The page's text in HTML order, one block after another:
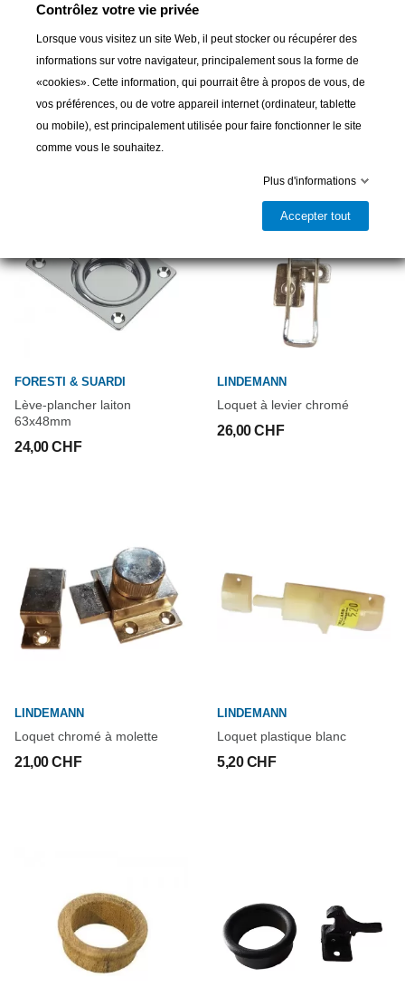
26,00 CHF 20,00 CHF
FORESTI & SUARDI
Lève-plancher laiton
63x48mm
24,00 CHF
LINDEMANN
Loquet à levier chromé
26,00 CHF
LINDEMANN
Loquet chromé à molette
21,00 CHF
LINDEMANN
Loquet plastique blanc
5,20 CHF
Contrôlez votre vie privée
Lorsque vous visitez un site Web, il peut stocker ou récupérer des
informations sur votre navigateur, principalement sous la forme de
«cookies». Cette information, qui pourrait être à propos de vous, de
vos préférences, ou de votre appareil internet (ordinateur, tablette
ou mobile), est principalement utilisée pour faire fonctionner le site
comme vous le souhaitez.
Plus d'informations
Accepter tout